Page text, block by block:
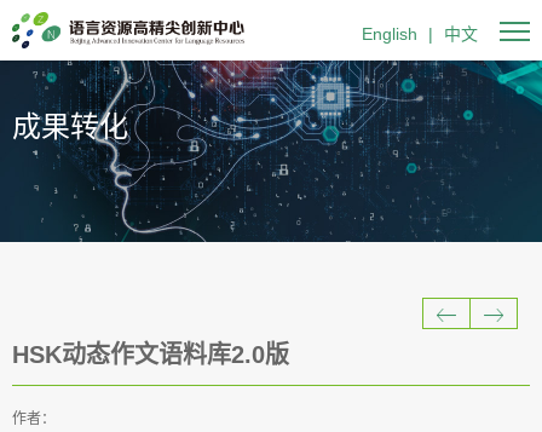
English | 中文
成果转化
HSK动态作文语料库2.0版
作者：